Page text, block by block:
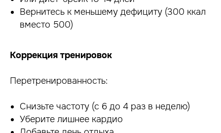
Вернитесь к меньшему дефициту (300 ккал
вместо 500)
Коррекция тренировок
Перетренированность:
Снизьте частоту (с 6 до 4 раз в неделю)
Уберите лишнее кардио